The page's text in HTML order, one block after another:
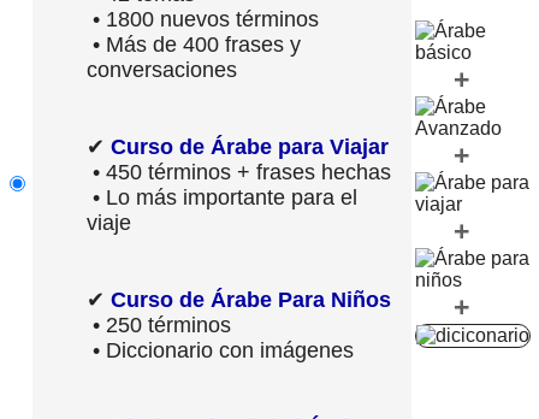
• 1800 nuevos términos
• Más de 400 frases y
conversaciones
✔ Curso de Árabe para Viajar
• 450 términos + frases hechas
• Lo más importante para el
viaje
✔ Curso de Árabe Para Niños
• 250 términos
• Diccionario con imágenes
+
+
+
+